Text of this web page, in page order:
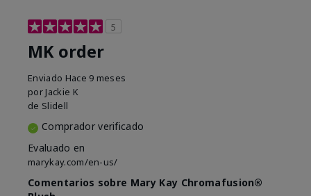
5
MK order
Enviado Hace 9 meses
por Jackie K
de Slidell
Comprador verificado
Evaluado en
marykay.com/en-us/
Comentarios sobre Mary Kay Chromafusion®